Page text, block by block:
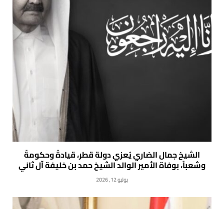
الشيخ جمال الضاري يُعزي دولة قطر، قيادةً وحكومةً
وشعباً، بوفاة الأمير الوالد الشيخ حمد بن خليفة آل ثاني
يوليو 12, 2026